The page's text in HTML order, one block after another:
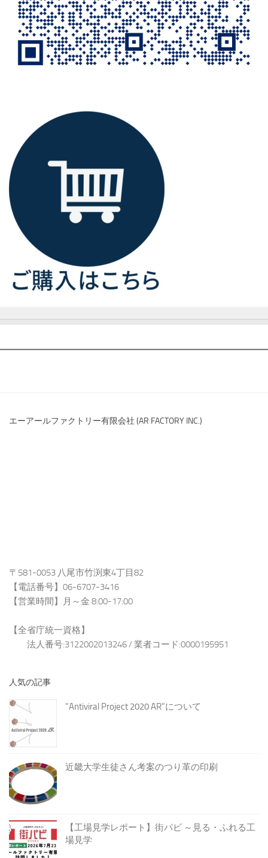
エーアールファクトリー有限会社 (AR FACTORY INC.)
〒581-0053 八尾市竹渕東4丁目82
【電話番号】06-6707-3416
【営業時間】月～金 8:00-17:00
【全省庁統一資格】
法人番号:3122002013246 / 業者コード:0000195951
人気の記事
"Antiviral Project 2020 AR"について
近畿大学生徒さん考案のつり革の印刷
【工場見学レポート】街パビ ～見る・ふれる工
場見学